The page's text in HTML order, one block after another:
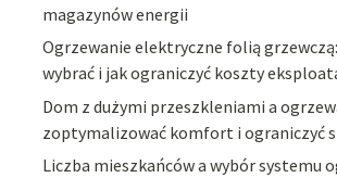
magazynów energii
Ogrzewanie elektryczne folią
wybrać i jak ograniczyć koszty
Dom z dużymi przeszkleniami a
zoptymalizować komfort i ograniczyć
Liczba mieszkańców a wybór systemu